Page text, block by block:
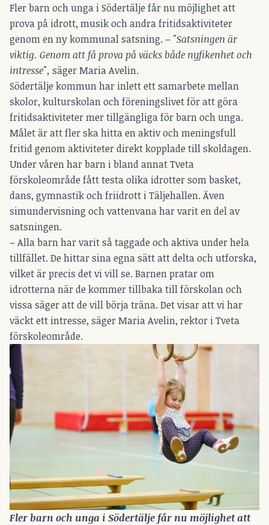
Fler barn och unga i Södertälje får nu möjlighet att
prova på idrott, musik och andra fritidsaktiviteter
genom en ny kommunal satsning. – "Satsningen är
viktig. Genom att få prova på väcks både nyfikenhet och
intresse", säger Maria Avelin.
Södertälje kommun har inlett ett samarbete mellan
skolor, kulturskolan och föreningslivet för att göra
fritidsaktiviteter mer tillgängliga för barn och unga.
Målet är att fler ska hitta en aktiv och meningsfull
fritid genom aktiviteter direkt kopplade till skoldagen.
Under våren har barn i bland annat Tveta
förskoleområde fått testa olika idrotter som basket,
dans, gymnastik och friidrott i Täljehallen. Även
simundervisning och vattenvana har varit en del av
satsningen.
– Alla barn har varit så taggade och aktiva under hela
tillfället. De hittar sina egna sätt att delta och utforska,
vilket är precis det vi vill se. Barnen pratar om
idrotterna när de kommer tillbaka till förskolan och
vissa säger att de vill börja träna. Det visar att vi har
väckt ett intresse, säger Maria Avelin, rektor i Tveta
förskoleområde.
Fler barn och unga i Södertälje får nu möjlighet att